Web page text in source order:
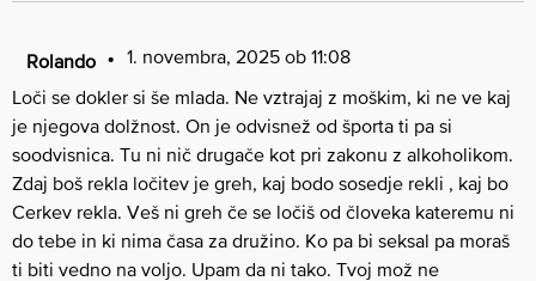
Rolando
1. novembra, 2025 ob 11:08
Loči se dokler si še mlada. Ne vztrajaj z moškim, ki ne ve kaj
je njegova dolžnost. On je odvisnež od športa ti pa si
soodvisnica. Tu ni nič drugače kot pri zakonu z alkoholikom.
Zdaj boš rekla ločitev je greh, kaj bodo sosedje rekli , kaj bo
Cerkev rekla. Veš ni greh če se ločiš od človeka kateremu ni
do tebe in ki nima časa za družino. Ko pa bi seksal pa moraš
ti biti vedno na voljo. Upam da ni tako. Tvoj mož ne